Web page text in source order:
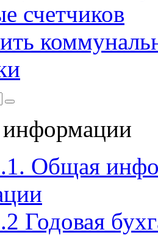
счетчиков
информации
Общая
Годовая